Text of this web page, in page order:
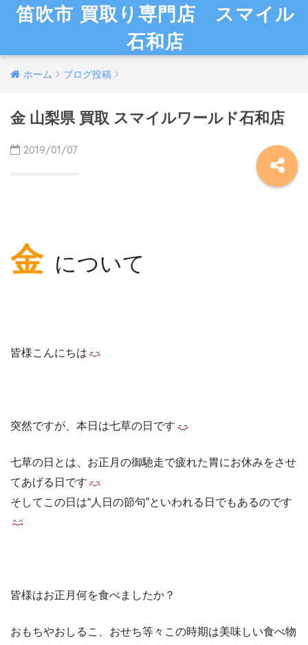
笛吹市 買取り専門店 スマイル
石和店
ホーム ブログ投稿
金 山梨県 買取 スマイルワールド石和店
2019/01/07
金 について
皆様こんにちは
突然ですが、本日は七草の日です
七草の日とは、お正月の御馳走で疲れた胃にお休みをさせ
てあげる日です
そしてこの日は“人日の節句”といわれる日でもあるのです
皆様はお正月何を食べましたか？
おもちやおしるこ、おせち等々この時期は美味しい食べ物